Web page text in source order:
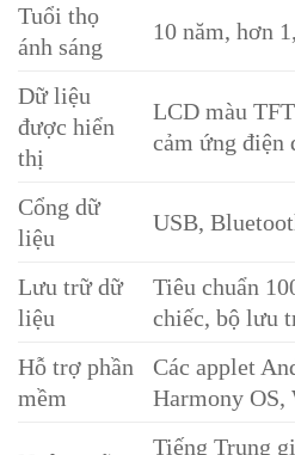
Tuổi thọ
ánh sáng
10 năm, hơn
Dữ liệu
được hiển
thị
LCD màu
cảm ứng điện
Cổng dữ
liệu
USB,
Lưu trữ dữ
liệu
Tiêu chuẩn
chiếc, bộ lưu
Hỗ trợ phần
mềm
Các applet
Harmony OS,
Tiếng Trung